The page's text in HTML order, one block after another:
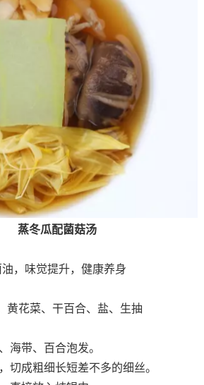
蒸冬瓜配菌菇汤
，味觉提升，健康养身
黄花菜、干百合、盐、生抽
海带、百合泡发。
切成粗细长短差不多的细丝。